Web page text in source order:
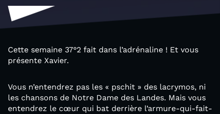
Cette semaine 37°2 fait dans l’adrénaline ! Et vous
présente Xavier.
Vous n’entendrez pas les « pschit » des lacrymos, ni
les chansons de Notre Dame des Landes. Mais vous
entendrez le cœur qui bat derrière l’armure-qui-fait-